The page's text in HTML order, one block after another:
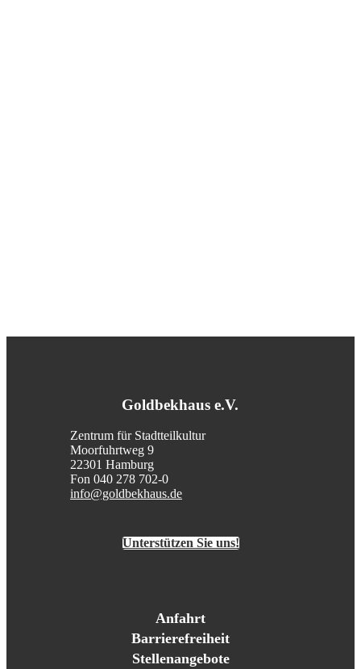
Goldbekhaus e.V.
Zentrum für Stadtteilkultur
Moorfuhrtweg 9
22301 Hamburg
Fon 040 278 702-0
info@goldbekhaus.de
Unterstützen Sie uns!
Anfahrt
Barrierefreiheit
Stellenangebote